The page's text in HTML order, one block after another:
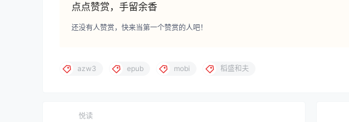
点点赞赏，手留余香
还没有人赞赏，快来当第一个赞赏的人吧！
azw3 epub mobi 稻盛和夫
悦读